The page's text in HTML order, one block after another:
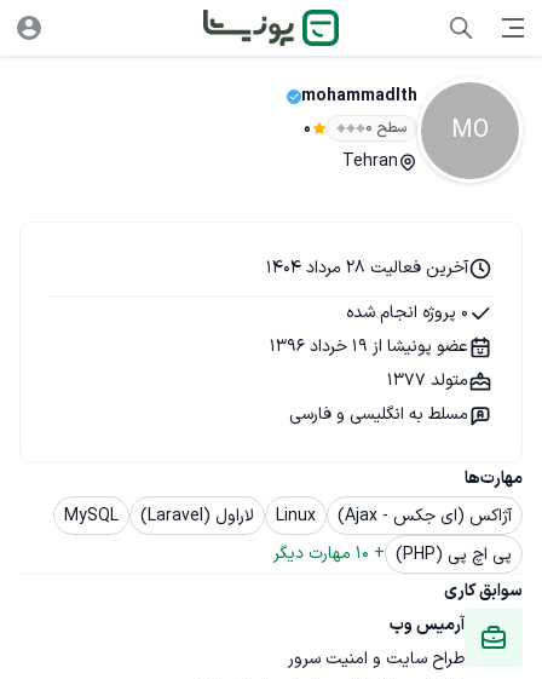
MO
mohammadlth
سطح ۰ 0
Tehran
مهارت‌ها
آژاکس (ای جکس - Ajax)
Linux لاراول (Laravel)
MySQL
پی اچ پی (PHP)
+
10 مهارت دیگر
سوابق کاری
آرمیس وب
طراح سایت و امنیت سرور
آخرین فعالیت 28 مرداد 1404
0 پروژه انجام شده
عضو پونیشا از 19 خرداد 1396
متولد 1377
مسلط به انگلیسی و فارسی